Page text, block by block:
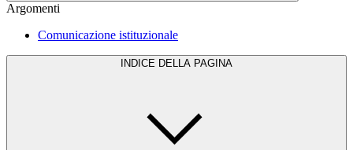
Argomenti
Comunicazione istituzionale
INDICE DELLA PAGINA